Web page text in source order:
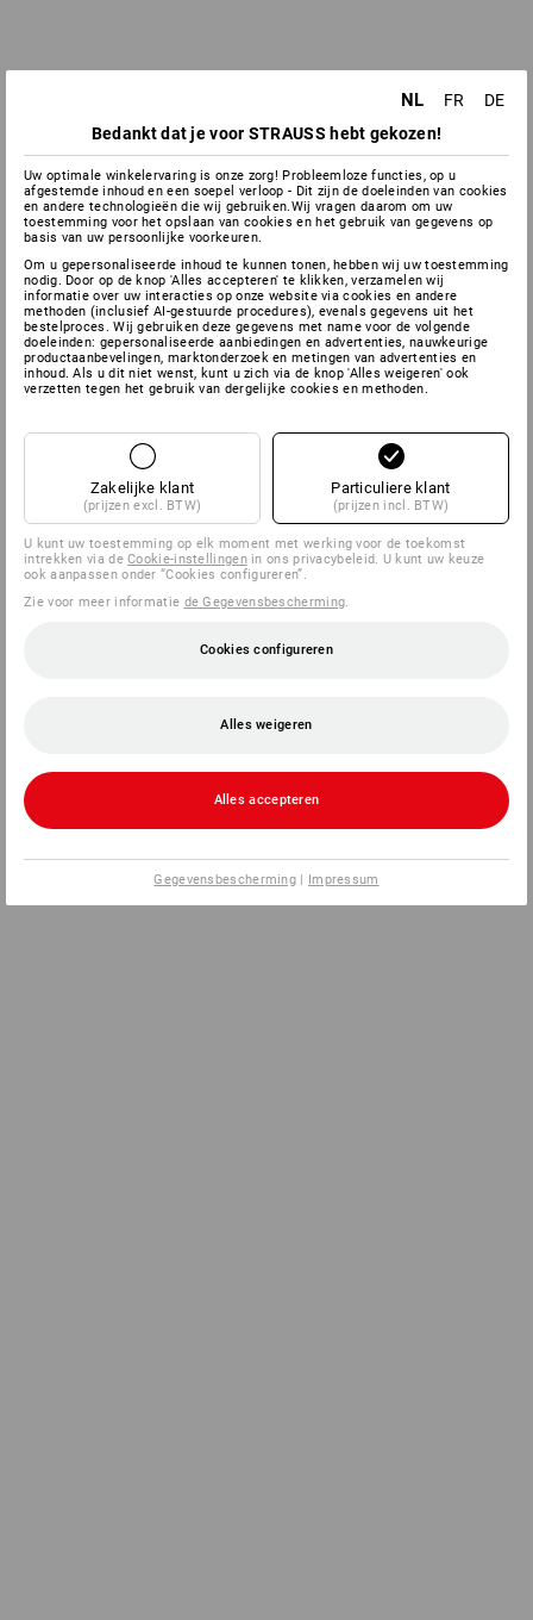
NL FR
DE
Bedankt dat je voor STRAUSS hebt gekozen!
Uw optimale winkelervaring is onze zorg! Probleemloze functies, op u
afgestemde inhoud en een soepel verloop - Dit zijn de doeleinden van cookies
en andere technologieën die wij gebruiken.Wij vragen daarom om uw
toestemming voor het opslaan van cookies en het gebruik van gegevens op
basis van uw persoonlijke voorkeuren.
Om u gepersonaliseerde inhoud te kunnen tonen, hebben wij uw toestemming
nodig. Door op de knop 'Alles accepteren' te klikken, verzamelen wij
informatie over uw interacties op onze website via cookies en andere
methoden (inclusief AI-gestuurde procedures), evenals gegevens uit het
bestelproces. Wij gebruiken deze gegevens met name voor de volgende
doeleinden: gepersonaliseerde aanbiedingen en advertenties, nauwkeurige
productaanbevelingen, marktonderzoek en metingen van advertenties en
inhoud. Als u dit niet wenst, kunt u zich via de knop 'Alles weigeren' ook
verzetten tegen het gebruik van dergelijke cookies en methoden.
Zakelijke klant
(prijzen excl. BTW)
Particuliere klant
(prijzen incl. BTW)
U kunt uw toestemming op elk moment met werking voor de toekomst
intrekken via deCookie-instellingenin ons privacybeleid. U kunt uw keuze
ook aanpassen onder “Cookies configureren”.
Zie voor meer informatie de Gegevensbescherming
Cookies configureren
Alles weigeren
Alles accepteren
Gegevensbescherming | Impressum